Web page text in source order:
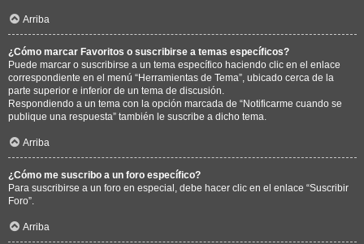
Arriba
¿Cómo marcar Favoritos o suscribirse a temas específicos?
Puede marcar o suscribirse a un tema específico haciendo clic en el enlace
correspondiente en el menú “Herramientas de Tema”, ubicado cerca de la
parte superior e inferior de un tema de discusión.
Respondiendo a un tema con la opción marcada de “Notificarme cuando se
publique una respuesta” también le suscribe a dicho tema.
Arriba
¿Cómo me suscribo a un foro específico?
Para suscribirse a un foro en especial, debe hacer clic en el enlace “Suscribir
Foro”.
Arriba